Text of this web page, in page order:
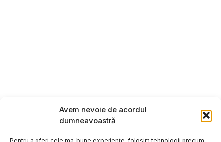
Avem nevoie de acordul
dumneavoastră
Pentru a oferi cele mai bune experiențe, folosim tehnologii precum